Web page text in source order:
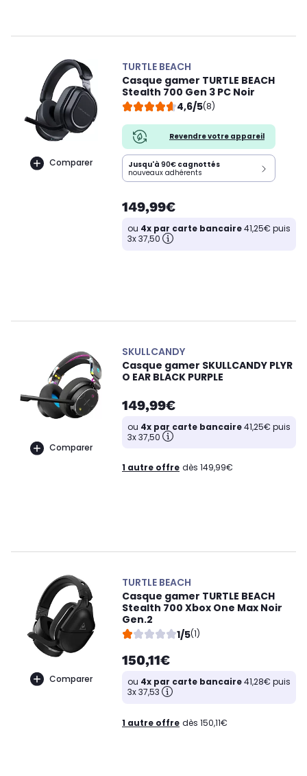
Comparer
TURTLE BEACH
Casque gamer TURTLE BEACH
Stealth 700 Gen 3 PC Noir
4,6/5(8)
Revendre votre appareil
Jusqu'à 90€ cagnottés
nouveaux adhérents
149,99€
ou 4x par carte bancaire41,25€ puis
3x 37,50
Comparer
SKULLCANDY
Casque gamer SKULLCANDY PLYR
O EAR BLACK PURPLE
149,99€
ou 4x par carte bancaire41,25€ puis
3x 37,50
1 autre offre dès 149,99€
Comparer
TURTLE BEACH
Casque gamer TURTLE BEACH
Stealth 700 Xbox One Max Noir
Gen.2
1/5(1)
150,11€
ou 4x par carte bancaire41,28€ puis
3x 37,53
1 autre offre dès 150,11€